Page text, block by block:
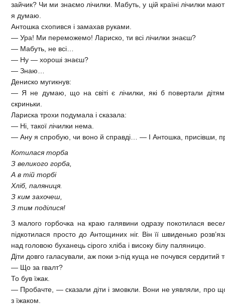
зайчик? Чи ми знаємо лічилки. Мабуть, у цій країні лічилки
я думаю.
Антошка схопився і замахав руками.
— Ура! Ми переможемо! Лариско, ти всі лічилки знаєш?
— Мабуть, не всі…
— Ну — хороші знаєш?
— Знаю…
Дениско мугикнув:
— Я не думаю, що на світі є лічилки, які б повертали дітям
скриньки.
Лариска трохи подумала і сказала:
— Ні, такої лічилки нема.
— Ану я спробую, чи воно й справді… — І Антошка, присівши,
Котилася торба
З великого горба,
А в тій торбі
Хліб, паляниця.
З ким захочеш,
З тим поділися!
З малого горбочка на краю галявини одразу покотилася
підкотилася просто до Антощиних ніг. Він її швиденько
над головою буханець сірого хліба і високу білу паляницю.
Діти довго галасували, аж поки з-під куща не почувся сердитий
— Що за гвалт?
То був їжак.
— Пробачте, — сказали діти і змовкли. Вони не уявляли, про
з їжаком.